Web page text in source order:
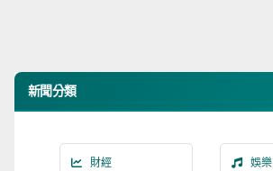
新聞分類
財經 娛樂